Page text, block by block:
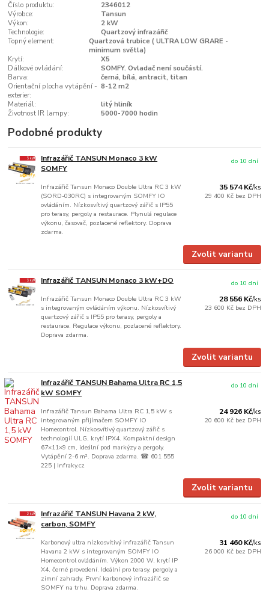
Číslo produktu:
2346012
Výrobce:
Tansun
Výkon:
2 kW
Technologie:
Quartzový infrazářič
Topný element:
Quartzová trubice ( ULTRA LOW GRARE -
minimum světla)
Krytí:
X5
Dálkové ovládání:
SOMFY. Ovladač není součástí.
Barva:
černá, bílá, antracit, titan
Orientační plocha vytápění -
exterier:
8-12 m2
Materiál:
litý hliník
Životnost IR lampy:
5000-7000 hodin
Podobné produkty
Infrazářič TANSUN Monaco 3 kW
SOMFY
Infrazářič Tansun Monaco Double Ultra RC 3 kW
(SORD-030RC) s integrovaným SOMFY IO
ovládáním. Nízkosvítivý quartzový zářič s IP55
pro terasy, pergoly a restaurace. Plynulá regulace
výkonu, časovač, pozlacené reflektory. Doprava
zdarma.
35 574 Kč/ks
29 400 Kč bez DPH
do 10 dní
Zvolit variantu
Infrazářič TANSUN Monaco 3 kW+DO
Infrazářič Tansun Monaco Double Ultra RC 3 kW
s integrovaným ovládáním výkonu. Nízkosvítivý
quartzový zářič s IP55 pro terasy, pergoly a
restaurace. Regulace výkonu, pozlacené reflektory.
Doprava zdarma.
28 556 Kč/ks
23 600 Kč bez DPH
do 10 dní
Zvolit variantu
Infrazářič TANSUN Bahama Ultra RC 1,5
kW SOMFY
Infrazářič Tansun Bahama Ultra RC 1,5 kW s
integrovaným přijímačem SOMFY IO
Homecontrol. Nízkosvítivý quartzový zářič s
technologií ULG, krytí IPX4. Kompaktní design
67×11×9 cm, ideální pod markýzy a pergoly.
Vytápění 2-6 m². Doprava zdarma. ☎ 601 555
225 | Infraky.cz
24 926 Kč/ks
20 600 Kč bez DPH
do 10 dní
Zvolit variantu
Infrazářič TANSUN Havana 2 kW,
carbon, SOMFY
Karbonový ultra nízkosvítivý infrazářič Tansun
Havana 2 kW s integrovaným SOMFY IO
Homecontrol ovládáním. Výkon 2000 W, krytí IP
X4, černé provedení. Ideální pro terasy, pergoly a
zimní zahrady. První karbonový infrazářič se
SOMFY na trhu. Doprava zdarma.
31 460 Kč/ks
26 000 Kč bez DPH
do 10 dní